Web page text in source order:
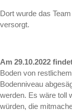
Dort wurde das
versorgt.
Am 29.10.2022
Boden von
Bodenniveau
werden. Es wäre toll
würden, die